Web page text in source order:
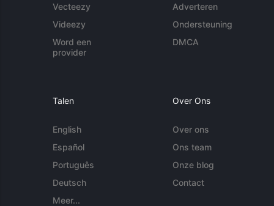
Vecteezy
Videezy
Word een
provider
Adverteren
Ondersteuning
DMCA
Talen
English
Español
Português
Deutsch
Meer...
Over Ons
Over ons
Ons team
Onze blog
Contact